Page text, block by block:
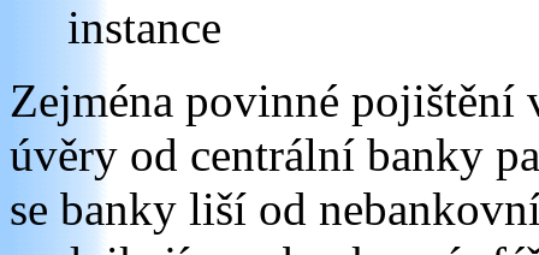
instance
Zejména povinné pojištění
úvěry od centrální banky
se banky liší od